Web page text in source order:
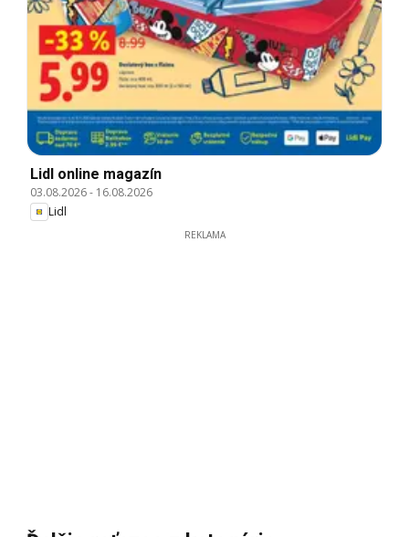
Lidl online magazín
03.08.2026- 16.08.2026
Lidl
REKLAMA